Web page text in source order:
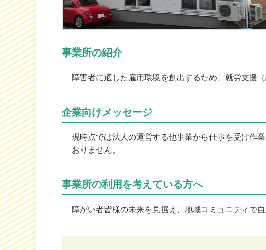
事業所の紹介
障害者に適した雇用環境を創出するため、就労支援
企業向けメッセージ
現時点では法人の運営する他事業から仕事を受け作
おりません。
事業所の利用を考えている方へ
障がい者皆様の未来を見据え、地域コミュニティで